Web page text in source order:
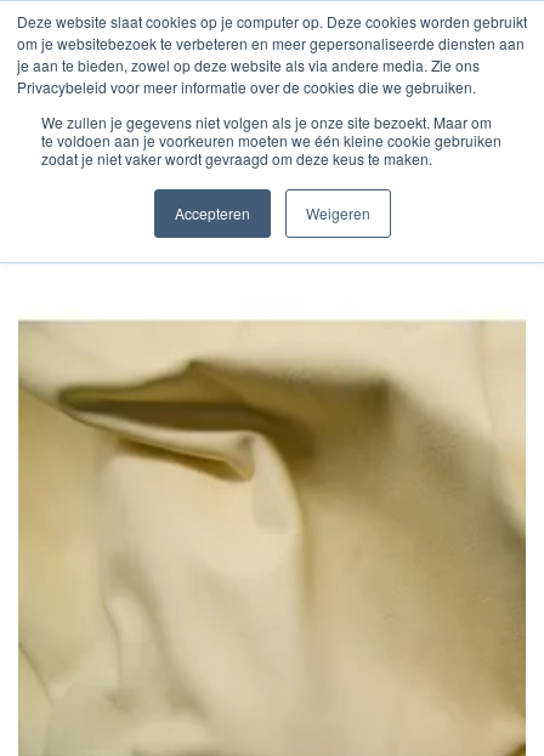
Deze website slaat cookies op je computer op. Deze cookies worden gebruikt
om je websitebezoek te verbeteren en meer gepersonaliseerde diensten aan
je aan te bieden, zowel op deze website als via andere media. Zie ons
Privacybeleid voor meer informatie over de cookies die we gebruiken.
We zullen je gegevens niet volgen als je onze site bezoekt. Maar om
te voldoen aan je voorkeuren moeten we één kleine cookie gebruiken
zodat je niet vaker wordt gevraagd om deze keus te maken.
Accepteren Weigeren
Home Fashion Rundsvoering
COW LINING